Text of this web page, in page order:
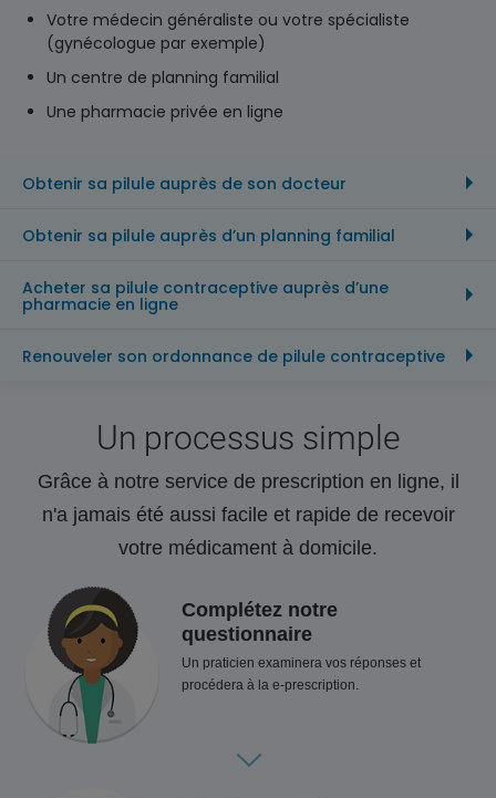
Votre médecin généraliste ou votre spécialiste
(gynécologue par exemple)
Un centre de planning familial
Une pharmacie privée en ligne
Obtenir sa pilule auprès de son docteur
Obtenir sa pilule auprès d’un planning familial
Acheter sa pilule contraceptive auprès d’une
pharmacie en ligne
Renouveler son ordonnance de pilule contraceptive
Un processus simple
Grâce à notre service de prescription en ligne, il
n'a jamais été aussi facile et rapide de recevoir
votre médicament à domicile.
Complétez notre
questionnaire
Un praticien examinera vos réponses et
procédera à la e-prescription.